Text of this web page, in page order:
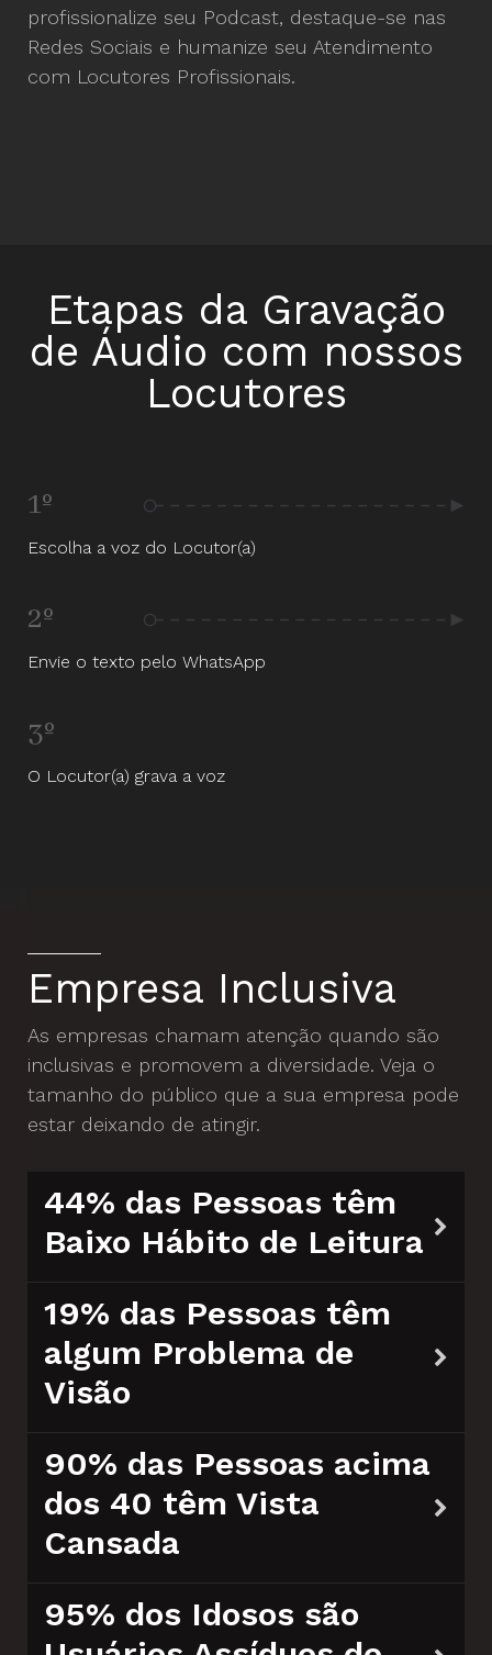
profissionalize seu Podcast, destaque-se nas
Redes Sociais e humanize seu Atendimento
com Locutores Profissionais.
Etapas da Gravação
de Áudio com nossos
Locutores
1º
Escolha a voz do Locutor(a)
2º
Envie o texto pelo WhatsApp
3º
O Locutor(a) grava a voz
Empresa Inclusiva
As empresas chamam atenção quando são
inclusivas e promovem a diversidade. Veja o
tamanho do público que a sua empresa pode
estar deixando de atingir.
44% das Pessoas têm
Baixo Hábito de Leitura
19% das Pessoas têm
algum Problema de
Visão
90% das Pessoas acima
dos 40 têm Vista
Cansada
95% dos Idosos são